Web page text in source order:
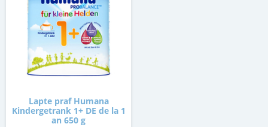
Lapte praf Humana
Kindergetrank 1+ DE de la 1
an 650 g